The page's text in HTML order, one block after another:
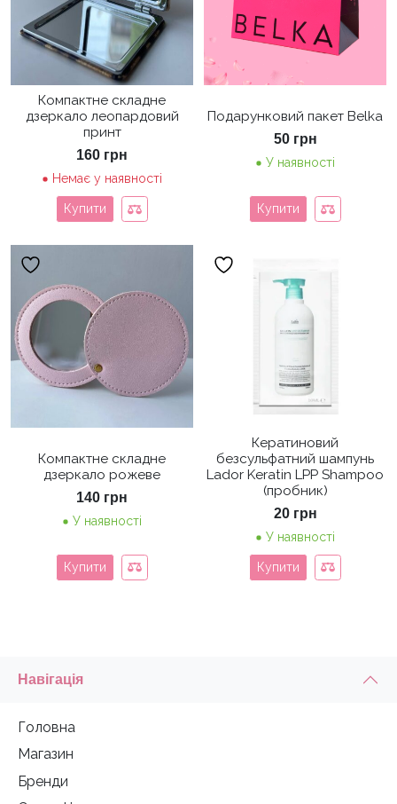
Компактне складне
дзеркало леопардовий
принт
160 грн
Немає у наявності
Купити
Подарунковий пакет Belka
50 грн
У наявності
Купити
Компактне складне
дзеркало рожеве
140 грн
У наявності
Купити
Кератиновий
безсульфатний шампунь
Lador Keratin LPP Shampoo
(пробник)
20 грн
У наявності
Купити
Навігація
Головна
Магазин
Бренди